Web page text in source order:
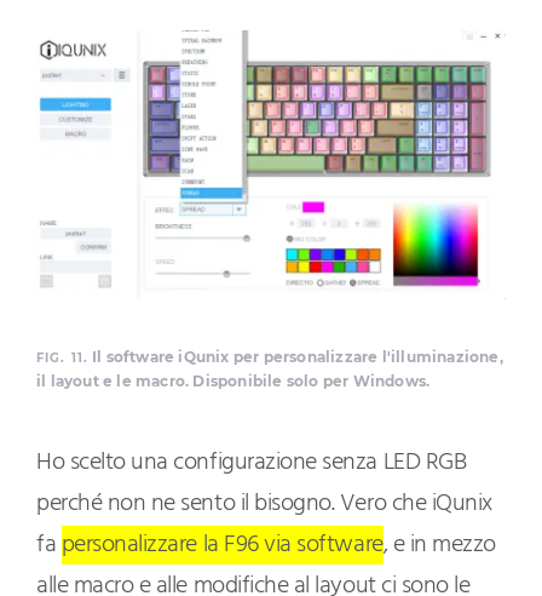
FIG. 11. Il software iQunix per personalizzare l'illuminazione,
il layout e le macro. Disponibile solo per Windows.
Ho scelto una configurazione senza LED RGB
perché non ne sento il bisogno. Vero che iQunix
fapersonalizzare la F96 via software, e in mezzo
alle macro e alle modifiche al layout ci sono le